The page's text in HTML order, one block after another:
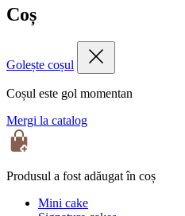
Coș
Golește coșul
Coșul este gol momentan
Mergi la catalog
Produsul a fost adăugat în coș
Mini cake